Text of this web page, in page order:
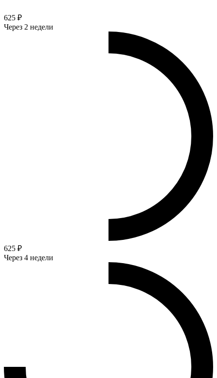
625 ₽
Через 2 недели
625 ₽
Через 4 недели